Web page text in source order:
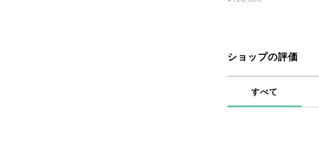
ショップの評価
すべて